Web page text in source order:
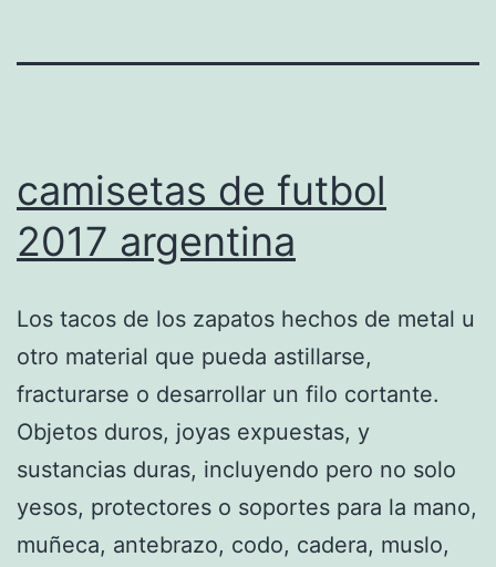
camisetas de futbol
2017 argentina
Los tacos de los zapatos hechos de metal u
otro material que pueda astillarse,
fracturarse o desarrollar un filo cortante.
Objetos duros, joyas expuestas, y
sustancias duras, incluyendo pero no solo
yesos, protectores o soportes para la mano,
muñeca, antebrazo, codo, cadera, muslo,